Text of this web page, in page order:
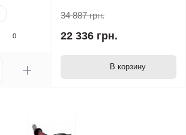
0
34 887 грн.
22 336 грн.
В корзину